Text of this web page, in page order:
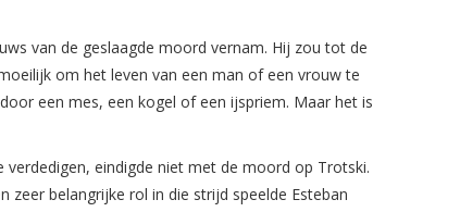
van de geslaagde moord vernam. Hij zou tot de
om het leven van een man of een vrouw te
een mes, een kogel of een ijspriem. Maar het is
eindigde niet met de moord op Trotski.
zeer belangrijke rol in die strijd speelde Esteban